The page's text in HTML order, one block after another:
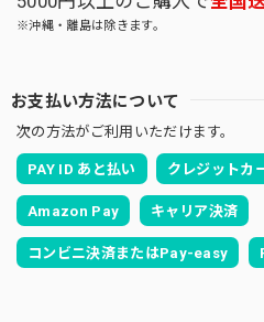
※沖縄・離島は除きます。
お支払い方法について
次の方法がご利用いただけます。
PAY ID あと払い クレジットカ
Amazon Pay キャリア決済
コンビニ決済またはPay-easy